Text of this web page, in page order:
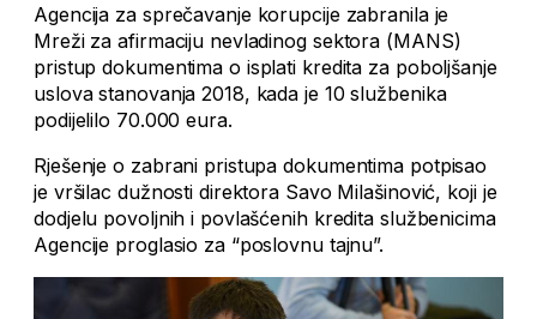
Agencija za sprečavanje korupcije zabranila je
Mreži za afirmaciju nevladinog sektora (MANS)
pristup dokumentima o isplati kredita za poboljšanje
uslova stanovanja 2018, kada je 10 službenika
podijelilo 70.000 eura.
Rješenje o zabrani pristupa dokumentima potpisao
je vršilac dužnosti direktora Savo Milašinović, koji je
dodjelu povoljnih i povlašćenih kredita službenicima
Agencije proglasio za “poslovnu tajnu”.